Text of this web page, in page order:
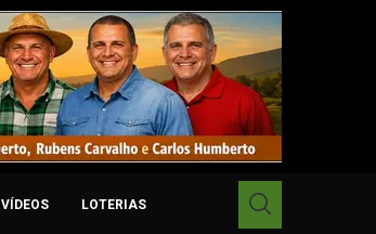
VÍDEOS LOTERIAS